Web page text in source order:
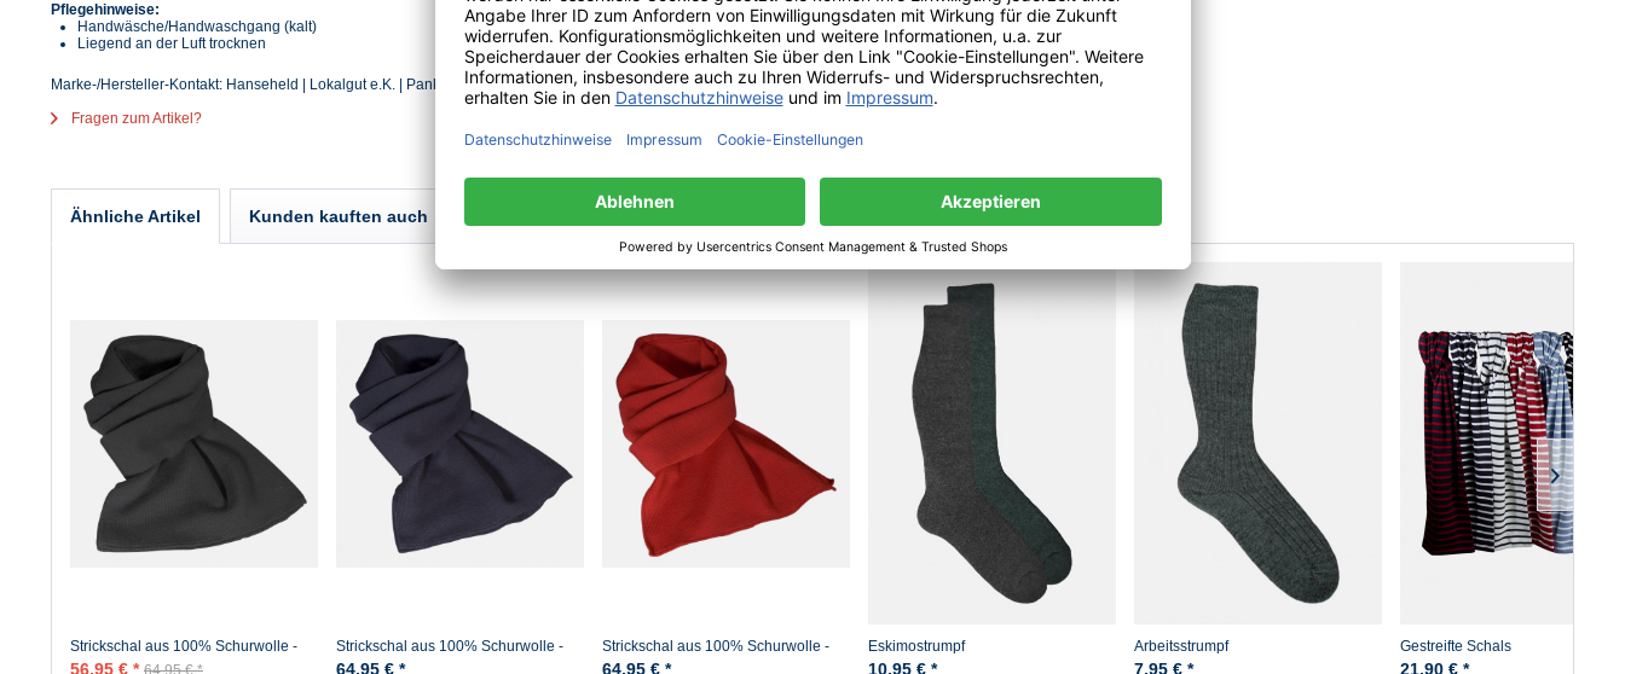
Pflegehinweise:
Handwäsche/Handwaschgang (kalt)
Liegend an der Luft trocknen
Marke-/Hersteller-Kontakt: Hanseheld | Lokalgut e.K. | Pankstr. 8 K | 13127 Berlin | Deutschland | info(a)lokalgut.de
Fragen zum Artikel?
Ähnliche Artikel Kunden kauften auch
Strickschal aus 100% Schurwolle -
Merino - Schwarz
56,95 € * 64,95 € *
Strickschal aus 100% Schurwolle -
Merino - Marine
64,95 € *
Strickschal aus 100% Schurwolle -
Merino - Rot
64,95 € *
Eskimostrumpf
10,95 € *
Arbeitsstrumpf
7,95 € *
Gestreifte Schals
21,90 € *